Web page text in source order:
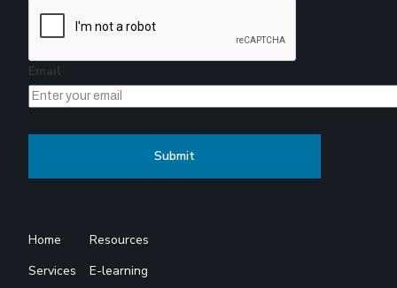
Email
Home
Services
Resources
E-learning